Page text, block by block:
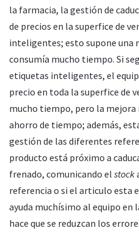
la farmacia, la gestión de
de precios en la superfice de
inteligentes; esto supone una
consumía mucho tiempo. Si
etiquetas inteligentes, el
precio en toda la superfice de
mucho tiempo, pero la mejora
ahorro de tiempo; además,
gestión de las diferentes
producto está próximo a
frenado, comunicando el stock
referencia o si el articulo esta
ayuda muchísimo al equipo
hace que se reduzcan los